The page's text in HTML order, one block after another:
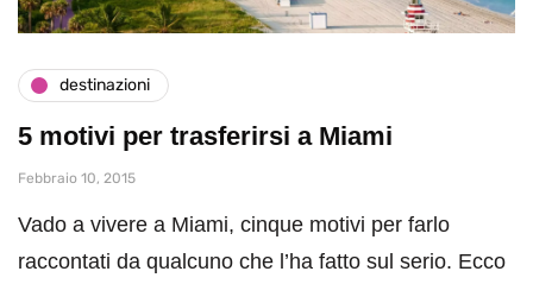
destinazioni
5 motivi per trasferirsi a Miami
Febbraio 10, 2015
Vado a vivere a Miami, cinque motivi per farlo
raccontati da qualcuno che l’ha fatto sul serio. Ecco